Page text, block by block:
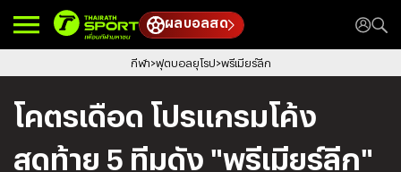
ผลบอลสด
กีฬา ฟุตบอลยุโรป พรีเมียร์ลีก
โคตรเดือด โปรแกรมโค้ง
สุดท้าย 5 ทีมดัง "พรีเมียร์ลีก"